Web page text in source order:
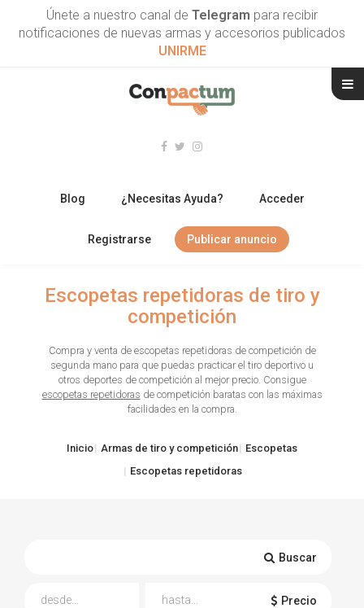
Únete a nuestro canal de Telegram para recibir
notificaciones de nuevas armas y accesorios publicados
UNIRME
Blog ¿Necesitas Ayuda? Acceder
Registrarse Publicar anuncio
ARMAS CORTAS
TIRO Y COMPETICIÓN
Escopetas repetidoras de tiro y
competición
Compra y venta de escopetas repetidoras de competición de
segunda mano para que puedas practicar el tiro deportivo u
otros deportes de competición al mejor precio. Consigue
escopetas repetidoras de competición baratas con las máximas
facilidades en la compra.
Inicio Armas de tiro y competición
Escopetas
Escopetas repetidoras
Buscar
Precio